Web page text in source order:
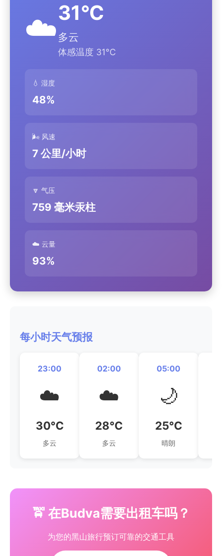
☁️31°C
多云
体感温度 31°C
💧 湿度
48%
🌬️ 风速
7 公里/小时
🔽 气压
759 毫米汞柱
☁️ 云量
93%
每小时天气预报
23:00
☁️
30°C
多云
02:00
☁️
28°C
多云
05:00
🌙
25°C
晴朗
🚖 在Budva需要出租车吗？
为您的黑山旅行预订可靠的交通工具